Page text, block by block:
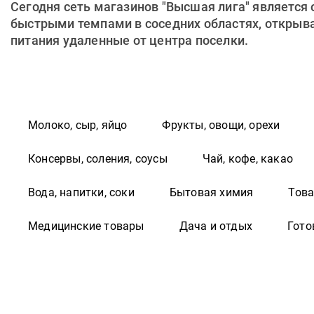
Сегодня сеть магазинов "Высшая лига"
быстрыми темпами в соседних областях,
питания удаленные от центра поселки.
Молоко, сыр, яйцо Фрукты, овощи, орехи
Консервы, соления, соусы Чай, кофе, какао
Вода, напитки, соки Бытовая химия
Медицинские товары Дача и отдых